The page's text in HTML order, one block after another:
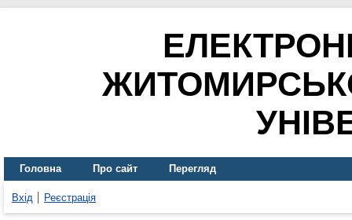
Головна Про сайт Перегляд
Вхід Реєстрація